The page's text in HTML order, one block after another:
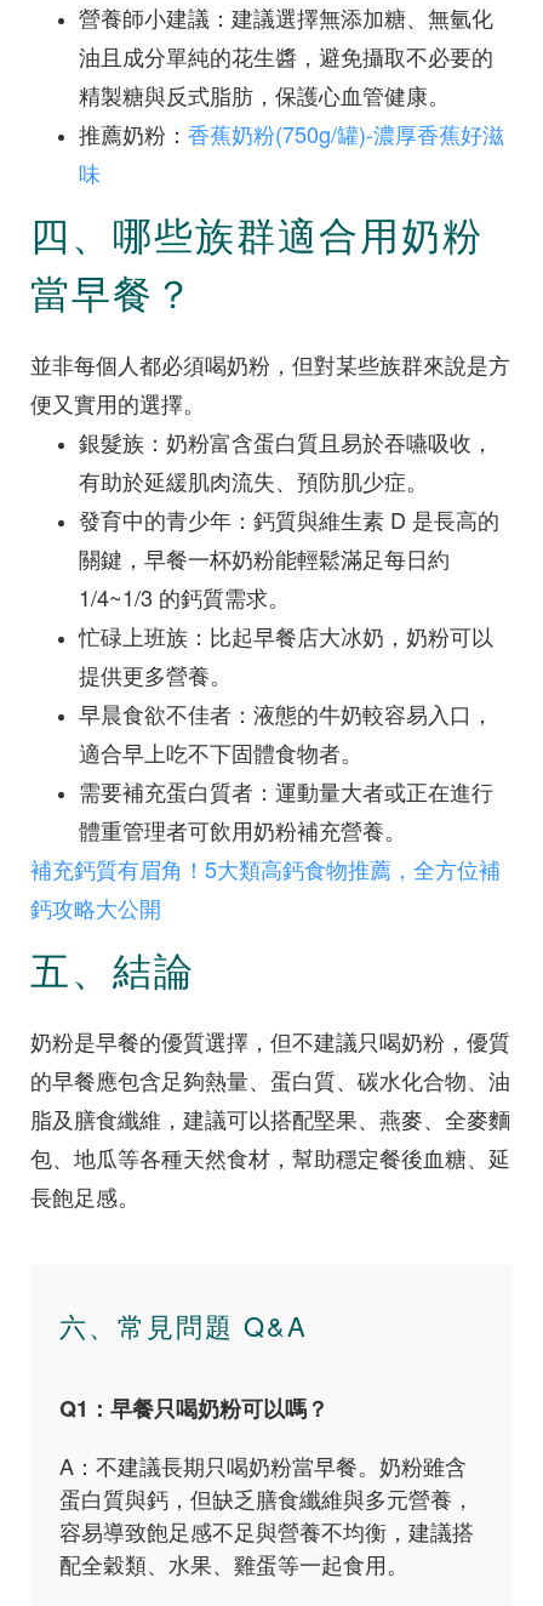
營養師小建議：建議選擇無添加糖、無氫化
油且成分單純的花生醬，避免攝取不必要的
精製糖與反式脂肪，保護心血管健康。
推薦奶粉： 香蕉奶粉(750g/罐)-濃厚香蕉好滋
味
四、哪些族群適合用奶粉
當早餐？
並非每個人都必須喝奶粉，但對某些族群來說是方
便又實用的選擇。
銀髮族：奶粉富含蛋白質且易於吞嚥吸收，
有助於延緩肌肉流失、預防肌少症。
發育中的青少年：鈣質與維生素 D 是長高的
關鍵，早餐一杯奶粉能輕鬆滿足每日約
1/4~1/3 的鈣質需求。
忙碌上班族：比起早餐店大冰奶，奶粉可以
提供更多營養。
早晨食欲不佳者：液態的牛奶較容易入口，
適合早上吃不下固體食物者。
需要補充蛋白質者：運動量大者或正在進行
體重管理者可飲用奶粉補充營養。
補充鈣質有眉角！5大類高鈣食物推薦，全方位補
鈣攻略大公開
五、結論
奶粉是早餐的優質選擇，但不建議只喝奶粉，優質
的早餐應包含足夠熱量、蛋白質、碳水化合物、油
脂及膳食纖維，建議可以搭配堅果、燕麥、全麥麵
包、地瓜等各種天然食材，幫助穩定餐後血糖、延
長飽足感。
六、常見問題 Q&A
Q1：早餐只喝奶粉可以嗎？
A：不建議長期只喝奶粉當早餐。奶粉雖含
蛋白質與鈣，但缺乏膳食纖維與多元營養，
容易導致飽足感不足與營養不均衡，建議搭
配全穀類、水果、雞蛋等一起食用。